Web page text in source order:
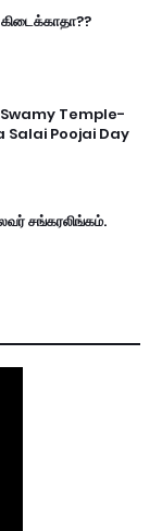
Temple-
Salai Poojai Day
சங்கரலிங்கம்.